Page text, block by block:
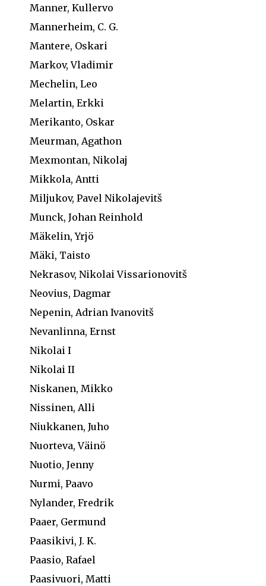
Manner, Kullervo
Mannerheim, C. G.
Mantere, Oskari
Markov, Vladimir
Mechelin, Leo
Melartin, Erkki
Merikanto, Oskar
Meurman, Agathon
Mexmontan, Nikolaj
Mikkola, Antti
Miljukov, Pavel Nikolajevitš
Munck, Johan Reinhold
Mäkelin, Yrjö
Mäki, Taisto
Nekrasov, Nikolai Vissarionovitš
Neovius, Dagmar
Nepenin, Adrian Ivanovitš
Nevanlinna, Ernst
Nikolai I
Nikolai II
Niskanen, Mikko
Nissinen, Alli
Niukkanen, Juho
Nuorteva, Väinö
Nuotio, Jenny
Nurmi, Paavo
Nylander, Fredrik
Paaer, Germund
Paasikivi, J. K.
Paasio, Rafael
Paasivuori, Matti